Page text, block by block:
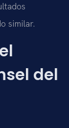
similar.
del